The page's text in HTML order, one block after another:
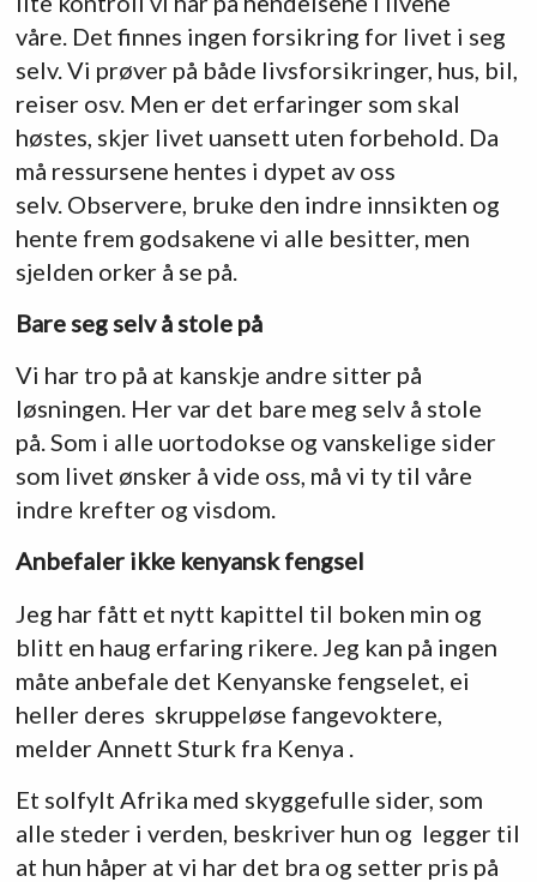
våre. Det finnes ingen forsikring for livet i seg
selv. Vi prøver på både livsforsikringer, hus, bil,
reiser osv. Men er det erfaringer som skal
høstes, skjer livet uansett uten forbehold. Da
må ressursene hentes i dypet av oss
selv. Observere, bruke den indre innsikten og
hente frem godsakene vi alle besitter, men
sjelden orker å se på.
Bare seg selv å stole på
Vi har tro på at kanskje andre sitter på
løsningen. Her var det bare meg selv å stole
på. Som i alle uortodokse og vanskelige sider
som livet ønsker å vide oss, må vi ty til våre
indre krefter og visdom.
Anbefaler ikke kenyansk fengsel
Jeg har fått et nytt kapittel til boken min og
blitt en haug erfaring rikere. Jeg kan på ingen
måte anbefale det Kenyanske fengselet, ei
heller deres skruppeløse fangevoktere,
melder Annett Sturk fra Kenya .
Et solfylt Afrika med skyggefulle sider, som
alle steder i verden, beskriver hun og legger til
at hun håper at vi har det bra og setter pris på